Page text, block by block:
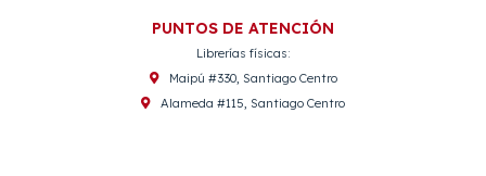
PUNTOS DE ATENCIÓN
Librerías físicas:
Maipú #330, Santiago Centro
Alameda #115, Santiago Centro